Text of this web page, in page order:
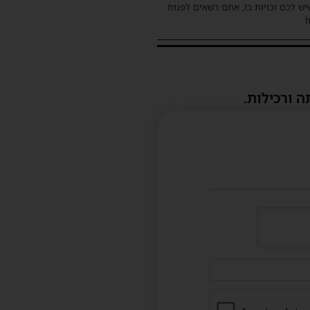
לכם זכויות בו, אתם רשאים לפנות
ורכילות.